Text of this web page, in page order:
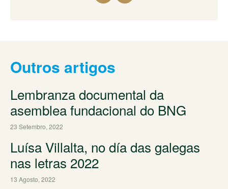
Outros artigos
Lembranza documental da
asemblea fundacional do BNG
23 Setembro, 2022
Luísa Villalta, no día das galegas
nas letras 2022
13 Agosto, 2022